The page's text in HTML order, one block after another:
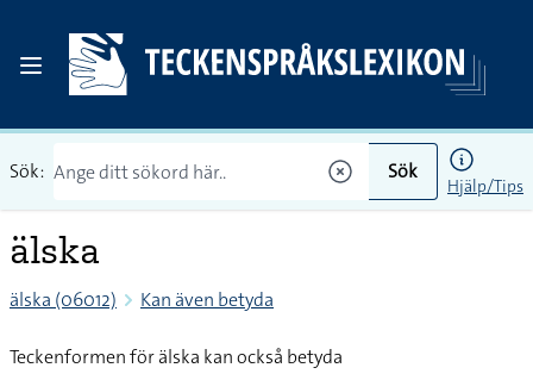
Sök: Sök
Hjälp/Tips
älska
älska (06012) Kan även betyda
Teckenformen för älska kan också betyda